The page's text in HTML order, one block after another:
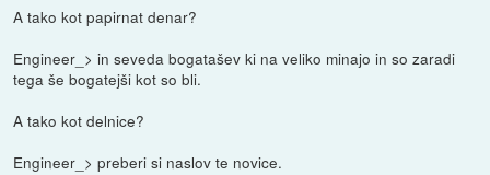
A tako kot papirnat denar?
Engineer_> in seveda bogatašev ki na veliko minajo in so zaradi
tega še bogatejši kot so bli.
A tako kot delnice?
Engineer_> preberi si naslov te novice.